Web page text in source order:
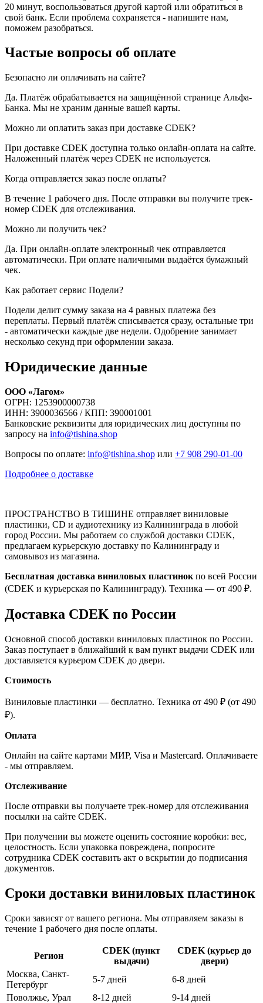
20 минут, воспользоваться другой картой или обратиться в
свой банк. Если проблема сохраняется - напишите нам,
поможем разобраться.
Частые вопросы об оплате
Безопасно ли оплачивать на сайте?
Да. Платёж обрабатывается на защищённой странице Альфа-
Банка. Мы не храним данные вашей карты.
Можно ли оплатить заказ при доставке CDEK?
При доставке CDEK доступна только онлайн-оплата на сайте.
Наложенный платёж через CDEK не используется.
Когда отправляется заказ после оплаты?
В течение 1 рабочего дня. После отправки вы получите трек-
номер CDEK для отслеживания.
Можно ли получить чек?
Да. При онлайн-оплате электронный чек отправляется
автоматически. При оплате наличными выдаётся бумажный
чек.
Как работает сервис Подели?
Подели делит сумму заказа на 4 равных платежа без
переплаты. Первый платёж списывается сразу, остальные три
- автоматически каждые две недели. Одобрение занимает
несколько секунд при оформлении заказа.
Юридические данные
ООО «Лагом»
ОГРН: 1253900000738
ИНН: 3900036566 / КПП: 390001001
Банковские реквизиты для юридических лиц доступны по
запросу на info@tishina.shop
Вопросы по оплате: info@tishina.shop или +7 908 290-01-00
Подробнее о доставке
ПРОСТРАНСТВО В ТИШИНЕ отправляет виниловые
пластинки, CD и аудиотехнику из Калининграда в любой
город России. Мы работаем со службой доставки CDEK,
предлагаем курьерскую доставку по Калининграду и
самовывоз из магазина.
Бесплатная доставка виниловых пластинок по всей России
(CDEK и курьерская по Калининграду). Техника — от 490 ₽.
Доставка CDEK по России
Основной способ доставки виниловых пластинок по России.
Заказ поступает в ближайший к вам пункт выдачи CDEK или
доставляется курьером CDEK до двери.
Стоимость
Виниловые пластинки — бесплатно. Техника от 490 ₽ (от 490
₽).
Оплата
Онлайн на сайте картами МИР, Visa и Mastercard. Оплачиваете
- мы отправляем.
Отслеживание
После отправки вы получаете трек-номер для отслеживания
посылки на сайте CDEK.
При получении вы можете оценить состояние коробки: вес,
целостность. Если упаковка повреждена, попросите
сотрудника CDEK составить акт о вскрытии до подписания
документов.
Сроки доставки виниловых пластинок
Сроки зависят от вашего региона. Мы отправляем заказы в
течение 1 рабочего дня после оплаты.
Регион
CDEK (пункт
выдачи)
CDEK (курьер до
двери)
Москва, Санкт-
Петербург
5-7 дней
6-8 дней
Поволжье, Урал
8-12 дней
9-14 дней